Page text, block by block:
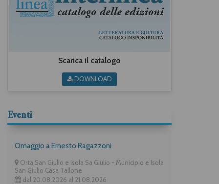
Scarica il catalogo
DOWNLOAD
Eventi
Omaggio a Ernesto Ragazzoni
Orta San Giulio e isola Sa Giulio - Municipio e Isola
San Giulio Casa Tallone
dal 20.08.2026 al 21.08.2026